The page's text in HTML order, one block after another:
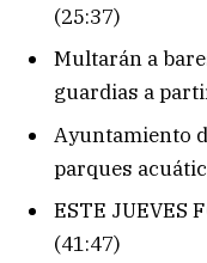
(25:37)
Multarán a
guardias a
Ayuntamiento
parques
ESTE JUEVES
(41:47)